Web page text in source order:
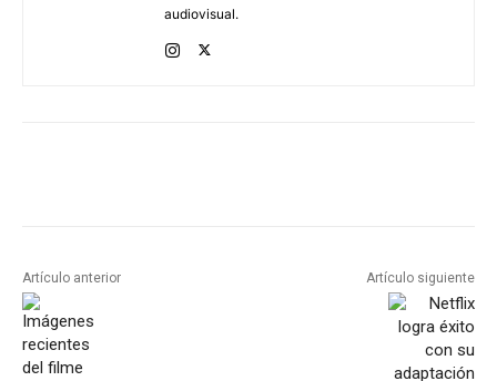
audiovisual.
Artículo anterior Artículo siguiente